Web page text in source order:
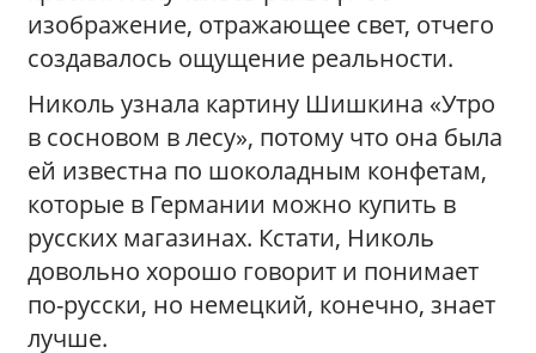
изображение, отражающее свет, отчего
создавалось ощущение реальности.
Николь узнала картину Шишкина «Утро
в сосновом в лесу», потому что она была
ей известна по шоколадным конфетам,
которые в Германии можно купить в
русских магазинах. Кстати, Николь
довольно хорошо говорит и понимает
по-русски, но немецкий, конечно, знает
лучше.